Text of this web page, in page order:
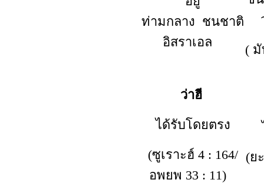
ท่ามกลาง ชนชาติ
อิสราเอล
( มั
ว่าฮี
ได้รับโดยตรง
(ซูเราะฮ์ 4 : 164/
อพยพ 33 : 11)
(ย